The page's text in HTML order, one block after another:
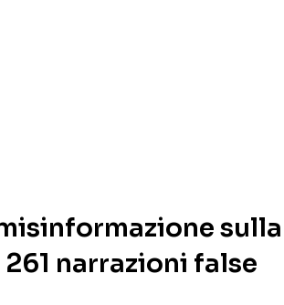
sulla
narrazioni false